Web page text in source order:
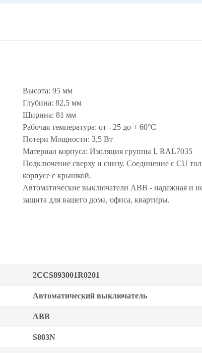
Высота: 95 мм
Глубина: 82,5 мм
Ширина: 81 мм
Рабочая температура: от - 25 до + 60°С
Потери Мощности: 3,5 Вт
Материал корпуса: Изоляция группы I, RAL7035
Подключение сверху и снизу. Соединение с CU
корпусе с крышкой.
Автоматические выключатели ABB - надежная и
защита для вашего дома, офиса, квартиры.
2CCS893001R0201
Автоматический выключатель
ABB
S803N